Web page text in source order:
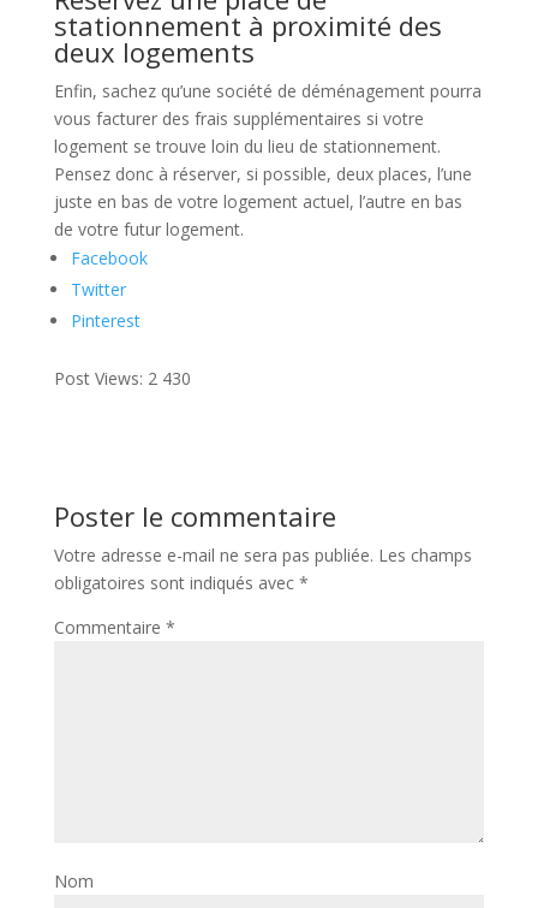
stationnement à proximité des
deux logements
Enfin, sachez qu’une société de déménagement pourra
vous facturer des frais supplémentaires si votre
logement se trouve loin du lieu de stationnement.
Pensez donc à réserver, si possible, deux places, l’une
juste en bas de votre logement actuel, l’autre en bas
de votre futur logement.
Facebook
Twitter
Pinterest
Post Views: 2 430
Poster le commentaire
Votre adresse e-mail ne sera pas publiée. Les champs
obligatoires sont indiqués avec *
Commentaire *
Nom